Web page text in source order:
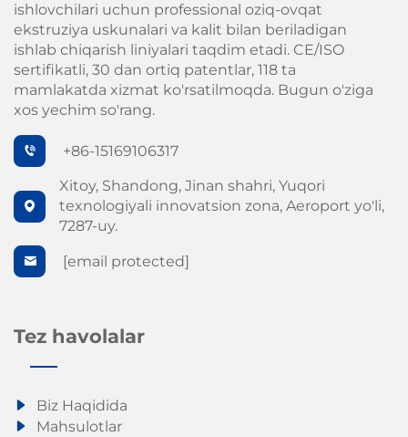
ishlovchilari uchun professional oziq-ovqat
ekstruziya uskunalari va kalit bilan beriladigan
ishlab chiqarish liniyalari taqdim etadi. CE/ISO
sertifikatli, 30 dan ortiq patentlar, 118 ta
mamlakatda xizmat ko'rsatilmoqda. Bugun o'ziga
xos yechim so'rang.
+86-15169106317
Xitoy, Shandong, Jinan shahri, Yuqori
texnologiyali innovatsion zona, Aeroport yo'li,
7287-uy.
[email protected]
Tez havolalar
Biz Haqidida
Mahsulotlar